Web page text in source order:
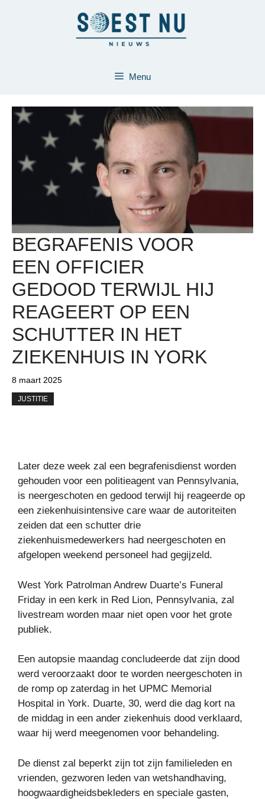
Menu
BEGRAFENIS VOOR
EEN OFFICIER
GEDOOD TERWIJL HIJ
REAGEERT OP EEN
SCHUTTER IN HET
ZIEKENHUIS IN YORK
8 maart 2025
JUSTITIE
Later deze week zal een begrafenisdienst worden
gehouden voor een politieagent van Pennsylvania,
is neergeschoten en gedood terwijl hij reageerde op
een ziekenhuisintensive care waar de autoriteiten
zeiden dat een schutter drie
ziekenhuismedewerkers had neergeschoten en
afgelopen weekend personeel had gegijzeld.
West York Patrolman Andrew Duarte’s Funeral
Friday in een kerk in Red Lion, Pennsylvania, zal
livestream worden maar niet open voor het grote
publiek.
Een autopsie maandag concludeerde dat zijn dood
werd veroorzaakt door te worden neergeschoten in
de romp op zaterdag in het UPMC Memorial
Hospital in York. Duarte, 30, werd die dag kort na
de middag in een ander ziekenhuis dood verklaard,
waar hij werd meegenomen voor behandeling.
De dienst zal beperkt zijn tot zijn familieleden en
vrienden, gezworen leden van wetshandhaving,
hoogwaardigheidsbekleders en speciale gasten,